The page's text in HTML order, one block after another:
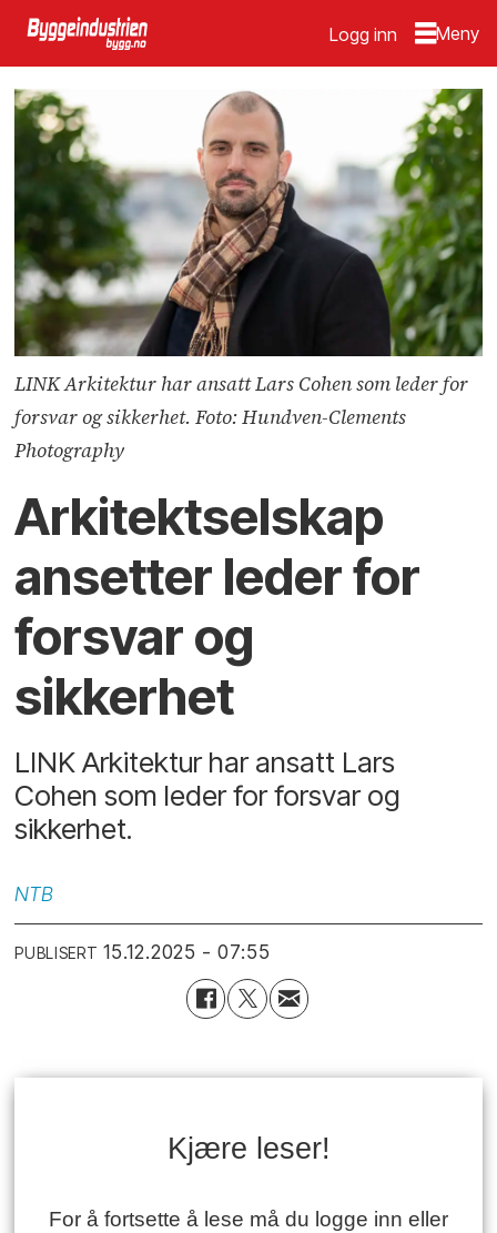
Logg inn
LINK Arkitektur har ansatt Lars Cohen som leder for
forsvar og sikkerhet. Foto: Hundven-Clements
Photography
Arkitektselskap
ansetter leder for
forsvar og
sikkerhet
LINK Arkitektur har ansatt Lars
Cohen som leder for forsvar og
sikkerhet.
NTB
PUBLISERT 15.12.2025 - 07:55
Kjære leser!
For å fortsette å lese må du logge inn eller